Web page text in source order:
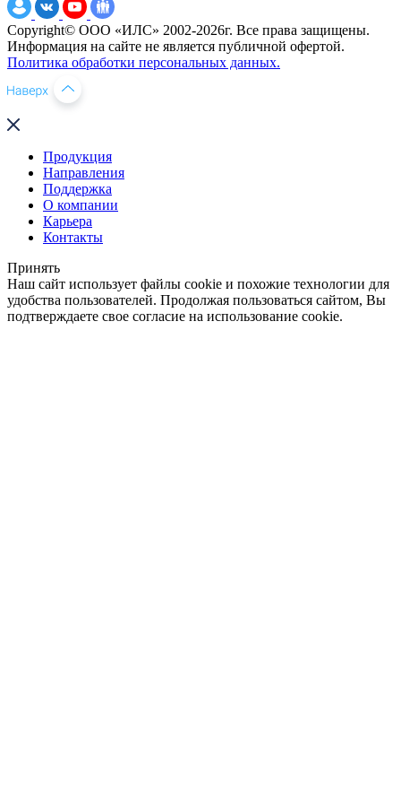
Copyright© ООО «ИЛС» 2002-2026г. Все права защищены.
Информация на сайте не является публичной офертой.
Политика обработки персональных данных.
Продукция
Направления
Поддержка
О компании
Карьера
Контакты
Принять
Наш сайт использует файлы cookie и похожие технологии для
удобства пользователей. Продолжая пользоваться сайтом, Вы
подтверждаете свое согласие на использование cookie.